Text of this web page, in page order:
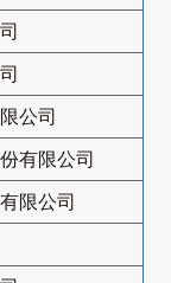
公司
有限公司
限公司